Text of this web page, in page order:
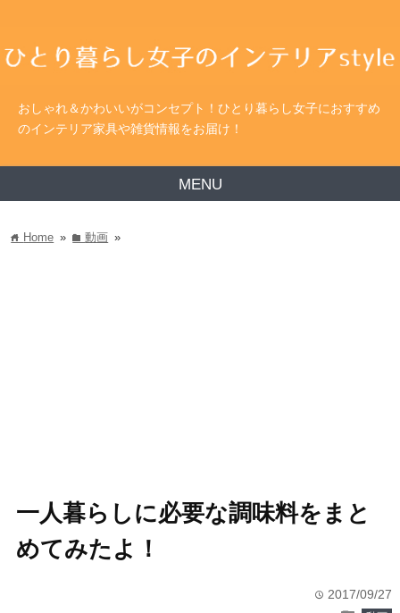
おしゃれ＆かわいいがコンセプト！ひとり暮らし女子におすすめ
のインテリア家具や雑貨情報をお届け！
MENU
home Home » folder動画 »
一人暮らしに必要な調味料をまと
めてみたよ！
time 2017/09/27